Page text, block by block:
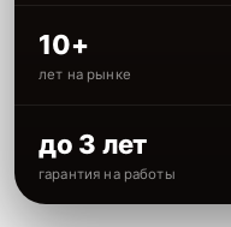
10+
лет на рынке
до 3 лет
гарантия на работы